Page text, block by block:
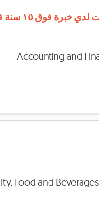
سنة في صيدا وبيروت
Accounting and
Food and Beverages